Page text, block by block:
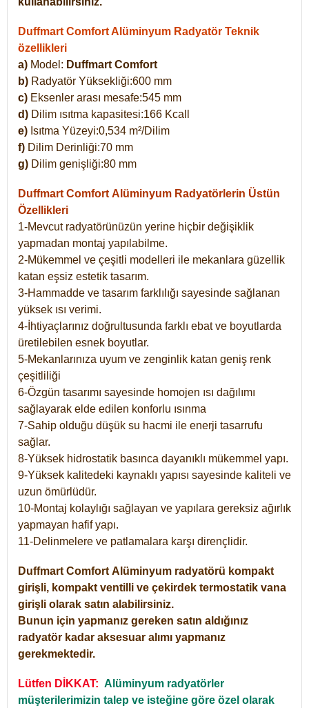
Duffmart Comfort Alüminyum Radyatör Teknik
özellikleri
a) Model: Duffmart Comfort
b) Radyatör Yüksekliği:600 mm
c) Eksenler arası mesafe:545 mm
d) Dilim ısıtma kapasitesi:166 Kcall
e) Isıtma Yüzeyi:0,534 m²/Dilim
f) Dilim Derinliği:70 mm
g) Dilim genişliği:80 mm
Duffmart Comfort Alüminyum Radyatörlerin Üstün
Özellikleri
1-Mevcut radyatörünüzün yerine hiçbir değişiklik
yapmadan montaj yapılabilme.
2-Mükemmel ve çeşitli modelleri ile mekanlara güzellik
katan eşsiz estetik tasarım.
3-Hammadde ve tasarım farklılığı sayesinde sağlanan
yüksek ısı verimi.
4-İhtiyaçlarınız doğrultusunda farklı ebat ve boyutlarda
üretilebilen esnek boyutlar.
5-Mekanlarınıza uyum ve zenginlik katan geniş renk
çeşitliliği
6-Özgün tasarımı sayesinde homojen ısı dağılımı
sağlayarak elde edilen konforlu ısınma
7-Sahip olduğu düşük su hacmi ile enerji tasarrufu
sağlar.
8-Yüksek hidrostatik basınca dayanıklı mükemmel yapı.
9-Yüksek kalitedeki kaynaklı yapısı sayesinde kaliteli ve
uzun ömürlüdür.
10-Montaj kolaylığı sağlayan ve yapılara gereksiz ağırlık
yapmayan hafif yapı.
11-Delinmelere ve patlamalara karşı dirençlidir.
Duffmart Comfort Alüminyum radyatörü kompakt
girişli, kompakt ventilli ve çekirdek termostatik vana
girişli olarak satın alabilirsiniz.
Bunun için yapmanız gereken satın aldığınız
radyatör kadar aksesuar alımı yapmanız
gerekmektedir.
Lütfen DİKKAT: Alüminyum radyatörler
müşterilerimizin talep ve isteğine göre özel olarak